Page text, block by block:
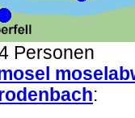
Personen
: